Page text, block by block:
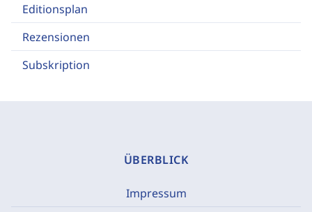
Editionsplan
Rezensionen
Subskription
ÜBERBLICK
Impressum